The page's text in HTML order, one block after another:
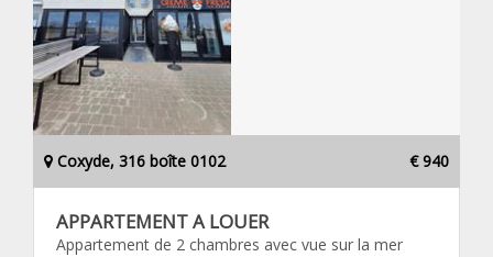
Coxyde, 316 boîte 0102 € 940
APPARTEMENT A LOUER
Appartement de 2 chambres avec vue sur la mer